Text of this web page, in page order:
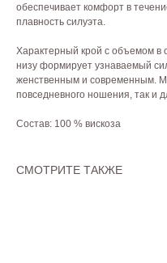
обеспечивает комфорт в
плавность силуэта.
Характерный крой с объемом в
низу формирует узнаваемый
женственным и современным.
повседневного ношения, так и
Состав: 100 % вискоза
СМОТРИТЕ ТАКЖЕ